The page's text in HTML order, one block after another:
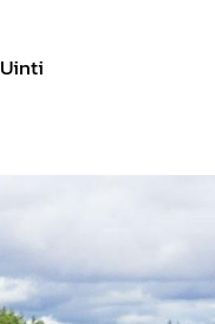
Uinti